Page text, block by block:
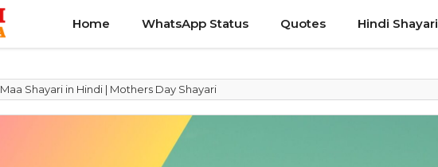
Home WhatsApp Status Quotes Hindi Shayari
Maa Shayari in Hindi | Mothers Day Shayari